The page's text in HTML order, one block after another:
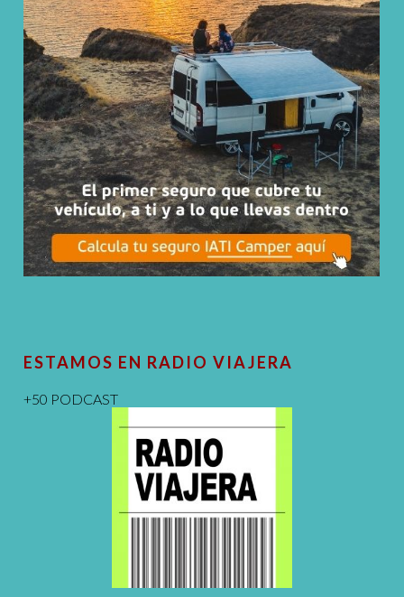
ESTAMOS EN RADIO VIAJERA
+50 PODCAST